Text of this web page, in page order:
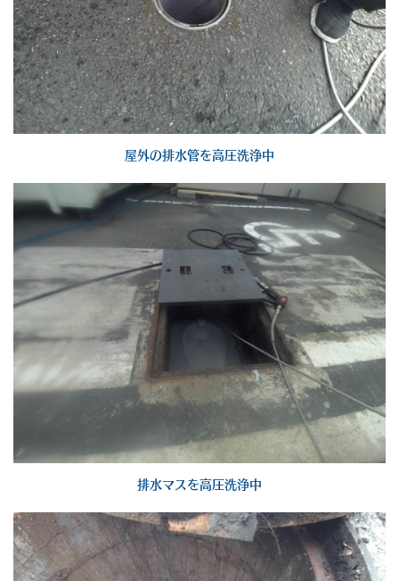
屋外の排水管を高圧洗浄中
排水マスを高圧洗浄中